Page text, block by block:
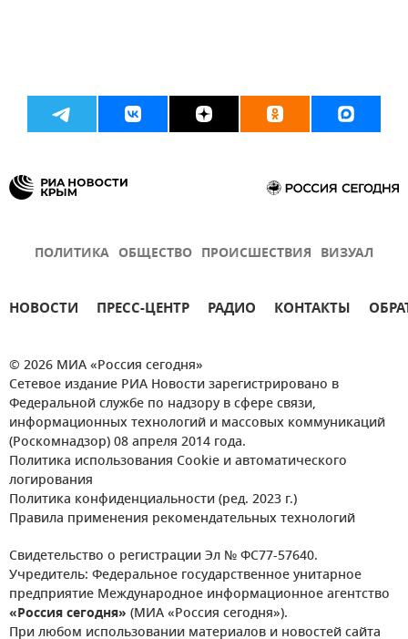
ПОЛИТИКА ОБЩЕСТВО ПРОИСШЕСТВИЯ ВИЗУАЛ
НОВОСТИ ПРЕСС-ЦЕНТР РАДИО КОНТАКТЫ
© 2026 МИА «Россия сегодня»
Сетевое издание РИА Новости зарегистрировано в
Федеральной службе по надзору в сфере связи,
информационных технологий и массовых коммуникаций
(Роскомнадзор) 08 апреля 2014 года.
Политика использования Cookie и автоматического
логирования
Политика конфиденциальности (ред. 2023 г.)
Правила применения рекомендательных технологий
Свидетельство о регистрации Эл № ФС77-57640.
Учредитель: Федеральное государственное унитарное
предприятие Международное информационное агентство
«Россия сегодня» (МИА «Россия сегодня»).
При любом использовании материалов и новостей сайта